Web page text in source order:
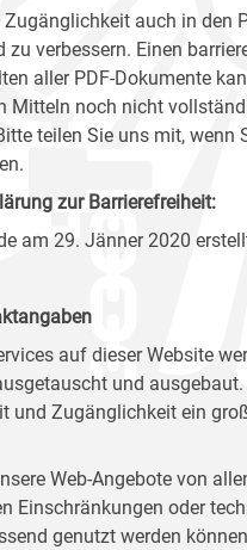
auch in den
zu verbessern. Einen
aller PDF-Dokumente
Mitteln noch nicht
teilen Sie uns mit, wenn
zur Barrierefreiheit:
am 29. Jänner 2020
auf dieser Website
und
und Zugänglichkeit ein
Web-Angebote von
Einschränkungen oder
genutzt werden